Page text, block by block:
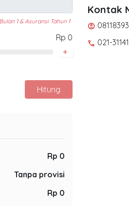
1 & Asuransi Tahun 1
Rp 0
+
Hitung
Rp 0
Tanpa provisi
Rp 0
Kontak
account_circle
phone 021-